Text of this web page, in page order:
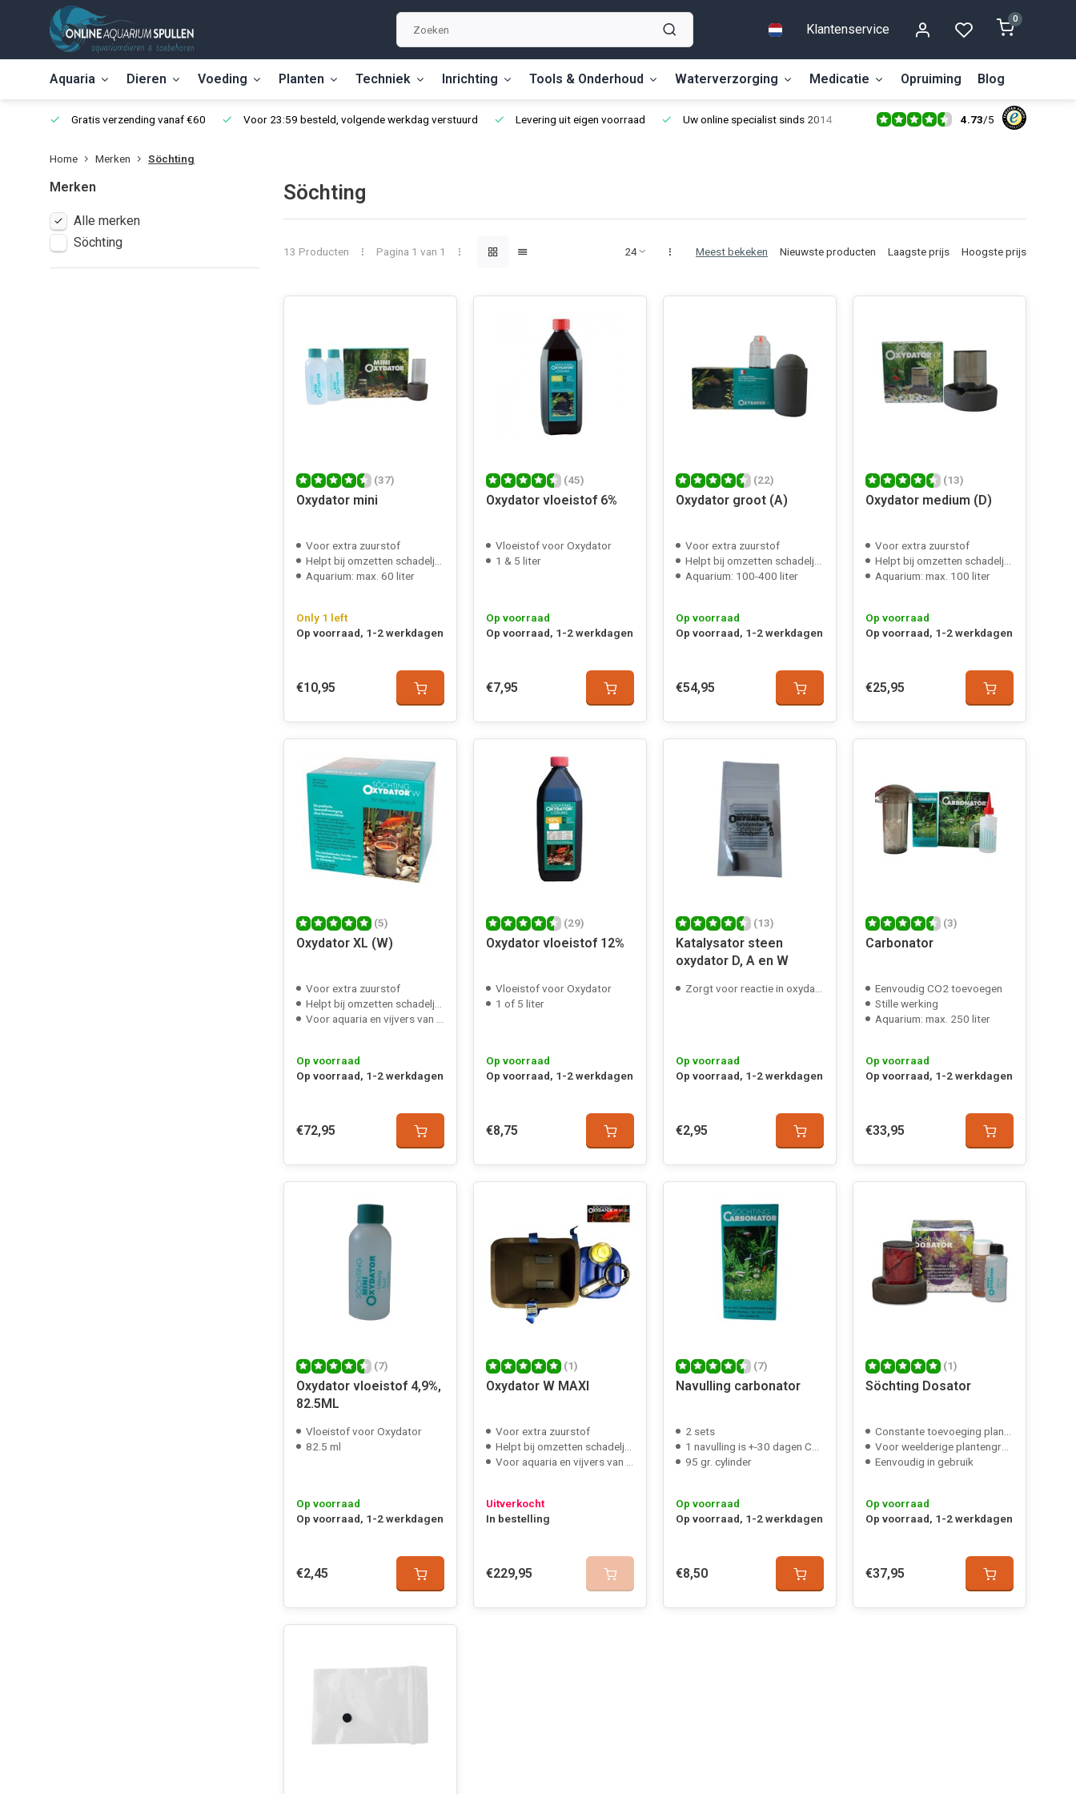
Klantenservice
0
Aquaria Dieren Voeding Planten Techniek Inrichting Tools & Onderhoud Waterverzorging Medicatie Opruiming Blog
Gratis verzending vanaf €60 Voor 23:59 besteld, volgende werkdag verstuurd Levering uit eigen voorraad Uw online specialist sinds 2014 4.73/5
Home Merken Söchting
Merken
Alle merken
Söchting
Söchting
13 Producten Pagina 1 van 1 Meest bekeken Nieuwste producten Laagste prijs Hoogste prijs
(37)
Oxydator mini
Voor extra zuurstof
Helpt bij omzetten schadeljke stoffen
Aquarium: max. 60 liter
Only 1 left
Op voorraad, 1-2 werkdagen
€10,95
(45)
Oxydator vloeistof 6%
Vloeistof voor Oxydator
1 & 5 liter
Op voorraad
Op voorraad, 1-2 werkdagen
€7,95
(22)
Oxydator groot (A)
Voor extra zuurstof
Helpt bij omzetten schadeljke stoffen
Aquarium: 100-400 liter
Op voorraad
Op voorraad, 1-2 werkdagen
€54,95
(13)
Oxydator medium (D)
Voor extra zuurstof
Helpt bij omzetten schadeljke stoffen
Aquarium: max. 100 liter
Op voorraad
Op voorraad, 1-2 werkdagen
€25,95
(5)
Oxydator XL (W)
Voor extra zuurstof
Helpt bij omzetten schadeljke stoffen
Voor aquaria en vijvers van 400-4000 liter
Op voorraad
Op voorraad, 1-2 werkdagen
€72,95
(29)
Oxydator vloeistof 12%
Vloeistof voor Oxydator
1 of 5 liter
Op voorraad
Op voorraad, 1-2 werkdagen
€8,75
(13)
Katalysator steen
oxydator D, A en W
Zorgt voor reactie in oxydator
Op voorraad
Op voorraad, 1-2 werkdagen
€2,95
(3)
Carbonator
Eenvoudig CO2 toevoegen
Stille werking
Aquarium: max. 250 liter
Op voorraad
Op voorraad, 1-2 werkdagen
€33,95
(7)
Oxydator vloeistof 4,9%,
82.5ML
Vloeistof voor Oxydator
82.5 ml
Op voorraad
Op voorraad, 1-2 werkdagen
€2,45
(1)
Oxydator W MAXI
Voor extra zuurstof
Helpt bij omzetten schadeljke stoffen
Voor aquaria en vijvers van 400-40000 liter
Uitverkocht
In bestelling
€229,95
(7)
Navulling carbonator
2 sets
1 navulling is +-30 dagen CO2
95 gr. cylinder
Op voorraad
Op voorraad, 1-2 werkdagen
€8,50
(1)
Söchting Dosator
Constante toevoeging plantenvoeding
Voor weelderige plantengroei
Eenvoudig in gebruik
Op voorraad
Op voorraad, 1-2 werkdagen
€37,95